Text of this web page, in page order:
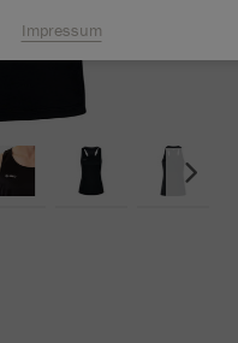
Impressum